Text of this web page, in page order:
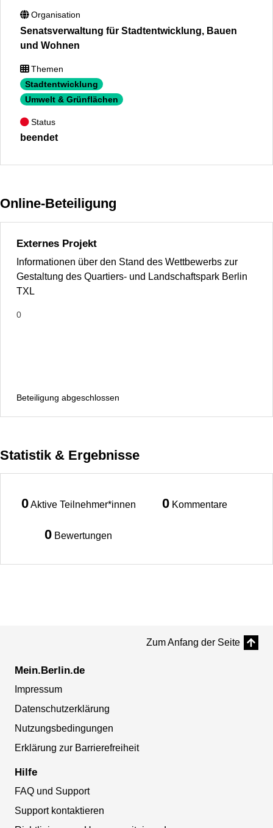
Organisation
Senatsverwaltung für Stadtentwicklung, Bauen
und Wohnen
Themen
Stadtentwicklung
Umwelt & Grünflächen
Status
beendet
Online-Beteiligung
Externes Projekt
Informationen über den Stand des Wettbewerbs zur
Gestaltung des Quartiers- und Landschaftspark Berlin
TXL
0
Beteiligung abgeschlossen
Statistik & Ergebnisse
0 Aktive Teilnehmer*innen 0 Kommentare
0 Bewertungen
Zum Anfang der Seite
Mein.Berlin.de
Impressum
Datenschutzerklärung
Nutzungsbedingungen
Erklärung zur Barrierefreiheit
Hilfe
FAQ und Support
Support kontaktieren